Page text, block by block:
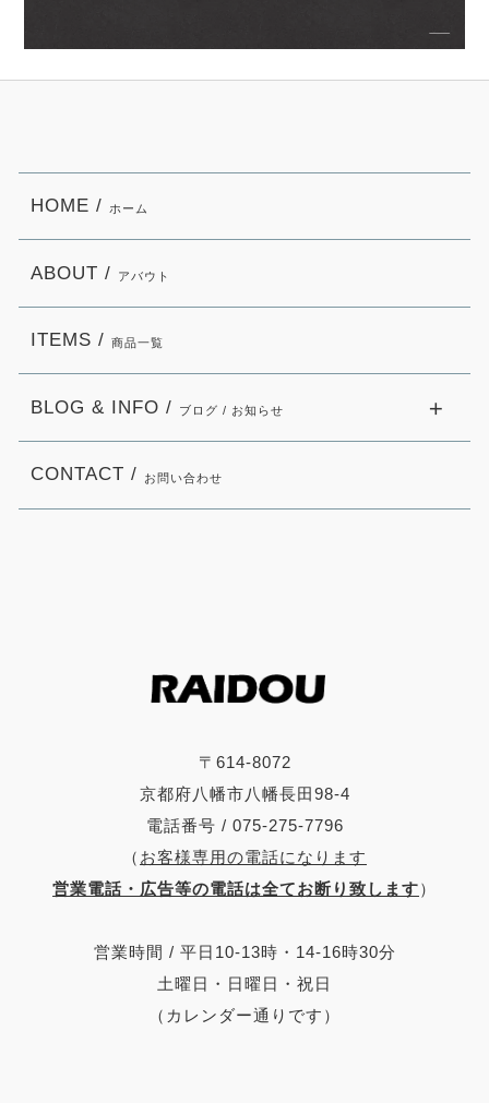
〒614-8072
京都府八幡市八幡長田98-4
電話番号 / 075-275-7796
（ お客様専用の電話になります
営業電話・広告等の電話は全てお断り致します）
営業時間 / 平日10-13時・14-16時30分
土曜日・日曜日・祝日
（カレンダー通りです）
HOME / ホーム
ABOUT / アバウト
ITEMS / 商品一覧
BLOG & INFO / ブログ / お知らせ
CONTACT / お問い合わせ